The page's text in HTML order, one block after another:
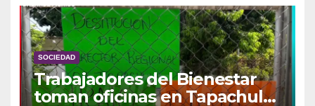
SOCIEDAD
Trabajadores del Bienestar
toman oficinas en Tapachula